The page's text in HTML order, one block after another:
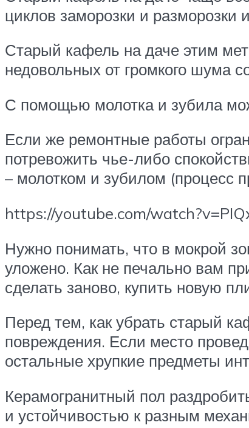
циклов заморозки и разморозки
Старый кафель на даче этим
недовольных от громкого шума
С помощью молотка и зубила
Если же ремонтные работы
потревожить чье-либо
– молотком и зубилом (процесс
https://youtube.com/
Нужно понимать, что в мокрой
уложено. Как не печально вам
сделать заново, купить новую
Перед тем, как убрать старый
повреждения. Если место
остальные хрупкие предметы
Керамогранитный пол
и устойчивостью к разным